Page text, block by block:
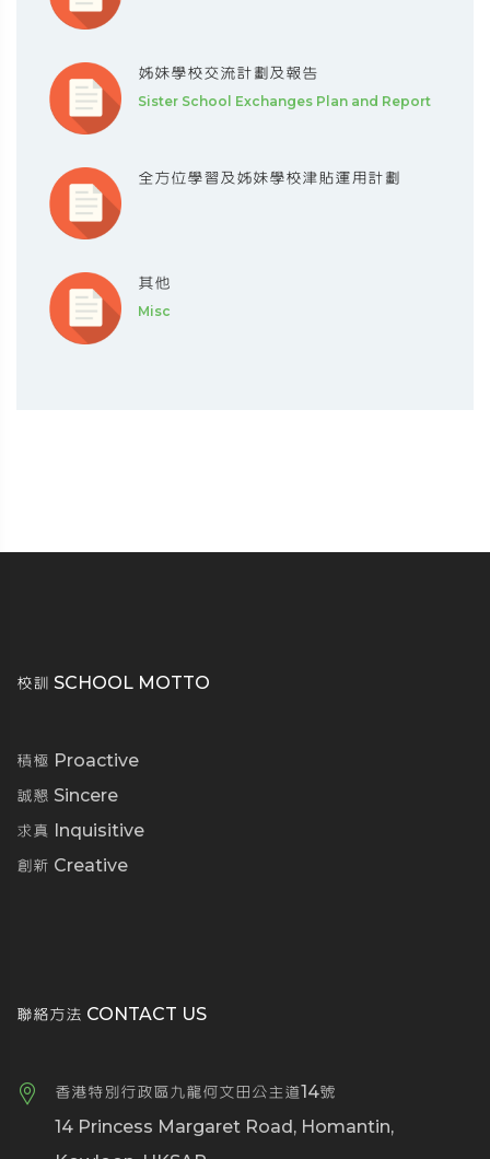
姊妹學校交流計劃及報告
Sister School Exchanges Plan and Report
全方位學習及姊妹學校津貼運用計劃
其他
Misc
校訓 SCHOOL MOTTO
積極 Proactive
誠懇 Sincere
求真 Inquisitive
創新 Creative
聯絡方法 CONTACT US
香港特別行政區九龍何文田公主道14號
14 Princess Margaret Road, Homantin,